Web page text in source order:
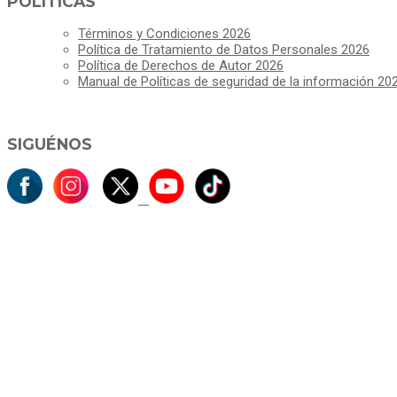
Términos y Condiciones 2026
Política de Tratamiento de Datos Personales 2026
Política de Derechos de Autor 2026
Manual de Políticas de seguridad de la información
SIGUÉNOS